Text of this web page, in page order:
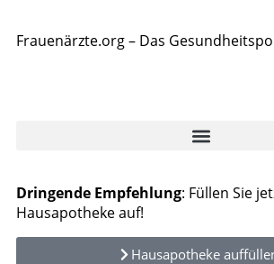
Frauenärzte.org – Das
Dringende Empfehlung: Füllen Sie
Hausapotheke auf!
Hausapotheke